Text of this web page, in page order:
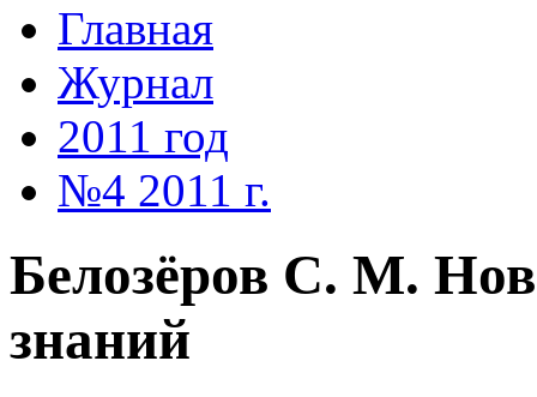
Главная
Журнал
2011 год
№4 2011 г.
Белозёров С. М.
знаний